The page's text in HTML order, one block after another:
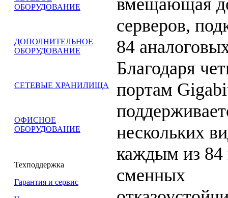
ОБОРУДОВАНИЕ
ДОПОЛНИТЕЛЬНОЕ
ОБОРУДОВАНИЕ
СЕТЕВЫЕ ХРАНИЛИЩА
ОФИСНОЕ
ОБОРУДОВАНИЕ
Техподдержка
Гарантия и сервис
серверов,
84
Благодаря
портам
нескольких
каждым из 84
сменных